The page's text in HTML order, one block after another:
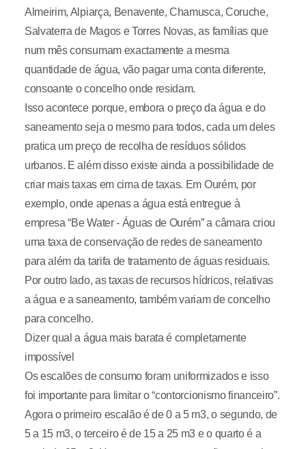
Almeirim, Alpiarça, Benavente, Chamusca, Coruche,
Salvaterra de Magos e Torres Novas, as famílias que
num mês consumam exactamente a mesma
quantidade de água, vão pagar uma conta diferente,
consoante o concelho onde residam.
Isso acontece porque, embora o preço da água e do
saneamento seja o mesmo para todos, cada um deles
pratica um preço de recolha de resíduos sólidos
urbanos. E além disso existe ainda a possibilidade de
criar mais taxas em cima de taxas. Em Ourém, por
exemplo, onde apenas a água está entregue à
empresa “Be Water - Águas de Ourém” a câmara criou
uma taxa de conservação de redes de saneamento
para além da tarifa de tratamento de águas residuais.
Por outro lado, as taxas de recursos hídricos, relativas
a água e a saneamento, também variam de concelho
para concelho.
Dizer qual a água mais barata é completamente
impossível
Os escalões de consumo foram uniformizados e isso
foi importante para limitar o “contorcionismo financeiro”.
Agora o primeiro escalão é de 0 a 5 m3, o segundo, de
5 a 15 m3, o terceiro é de 15 a 25 m3 e o quarto é a